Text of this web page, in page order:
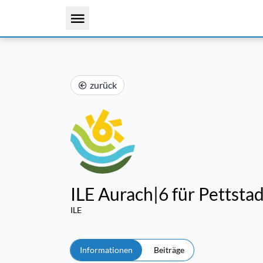
zurück
ILE Aurach|6 für
ILE
Informationen Beiträge